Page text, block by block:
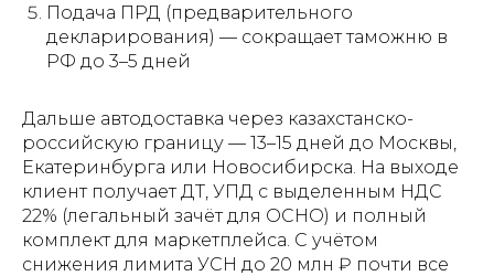
Подача ПРД (предварительного
декларирования) — сокращает таможню в
РФ до 3–5 дней
Дальше автодоставка через казахстанско-
российскую границу — 13–15 дней до Москвы,
Екатеринбурга или Новосибирска. На выходе
клиент получает ДТ, УПД с выделенным НДС
22% (легальный зачёт для ОСНО) и полный
комплект для маркетплейса. С учётом
снижения лимита УСН до 20 млн ₽ почти все